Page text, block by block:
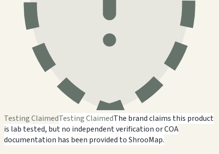
Testing ClaimedTesting ClaimedThe brand claims this product
is lab tested, but no independent verification or COA
documentation has been provided to ShrooMap.